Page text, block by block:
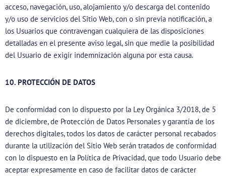
acceso, navegación, uso, alojamiento y/o descarga del contenido
y/o uso de servicios del Sitio Web, con o sin previa notificación, a
los Usuarios que contravengan cualquiera de las disposiciones
detalladas en el presente aviso legal, sin que medie la posibilidad
del Usuario de exigir indemnización alguna por esta causa.
10. PROTECCIÓN DE DATOS
De conformidad con lo dispuesto por la Ley Orgánica 3/2018, de 5
de diciembre, de Protección de Datos Personales y garantía de los
derechos digitales, todos los datos de carácter personal recabados
durante la utilización del Sitio Web serán tratados de conformidad
con lo dispuesto en la Política de Privacidad, que todo Usuario debe
aceptar expresamente en caso de facilitar datos de carácter